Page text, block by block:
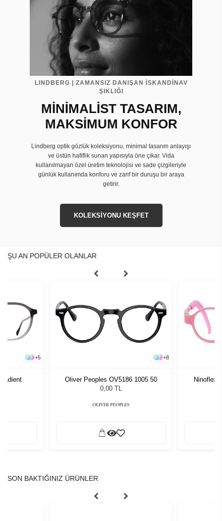
LINDBERG | ZAMANSIZ DANIŞAN İSKANDİNAV
ŞIKLIĞI
MİNİMALİST TASARIM,
MAKSİMUM KONFOR
Lindberg optik gözlük koleksiyonu, minimal tasarım anlayışı
ve üstün hafiflik sunan yapısıyla öne çıkar. Vida
kullanılmayan özel üretim teknolojisi ve sade çizgileriyle
günlük kullanımda konforu ve zarif bir duruşu bir araya
getirir.
KOLEKSİYONU KEŞFET
ŞU AN POPÜLER OLANLAR
+5 +8
Oliver Peoples OV5186 1005 50
0,00 TL
Ninoflex
SON BAKTIĞINIZ ÜRÜNLER